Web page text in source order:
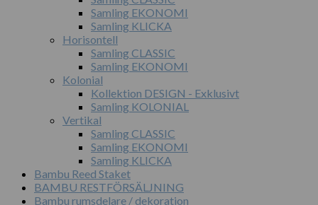
Samling EKONOMI
Samling KLICKA
Horisontell
Samling CLASSIC
Samling EKONOMI
Kolonial
Kollektion DESIGN - Exklusivt
Samling KOLONIAL
Vertikal
Samling CLASSIC
Samling EKONOMI
Samling KLICKA
Bambu Reed Staket
BAMBU RESTFÖRSÄLJNING
Bambu rumsdelare / dekoration